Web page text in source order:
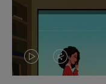
DASVIDEO